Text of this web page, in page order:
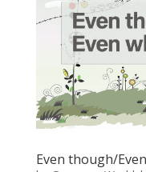
Even though/